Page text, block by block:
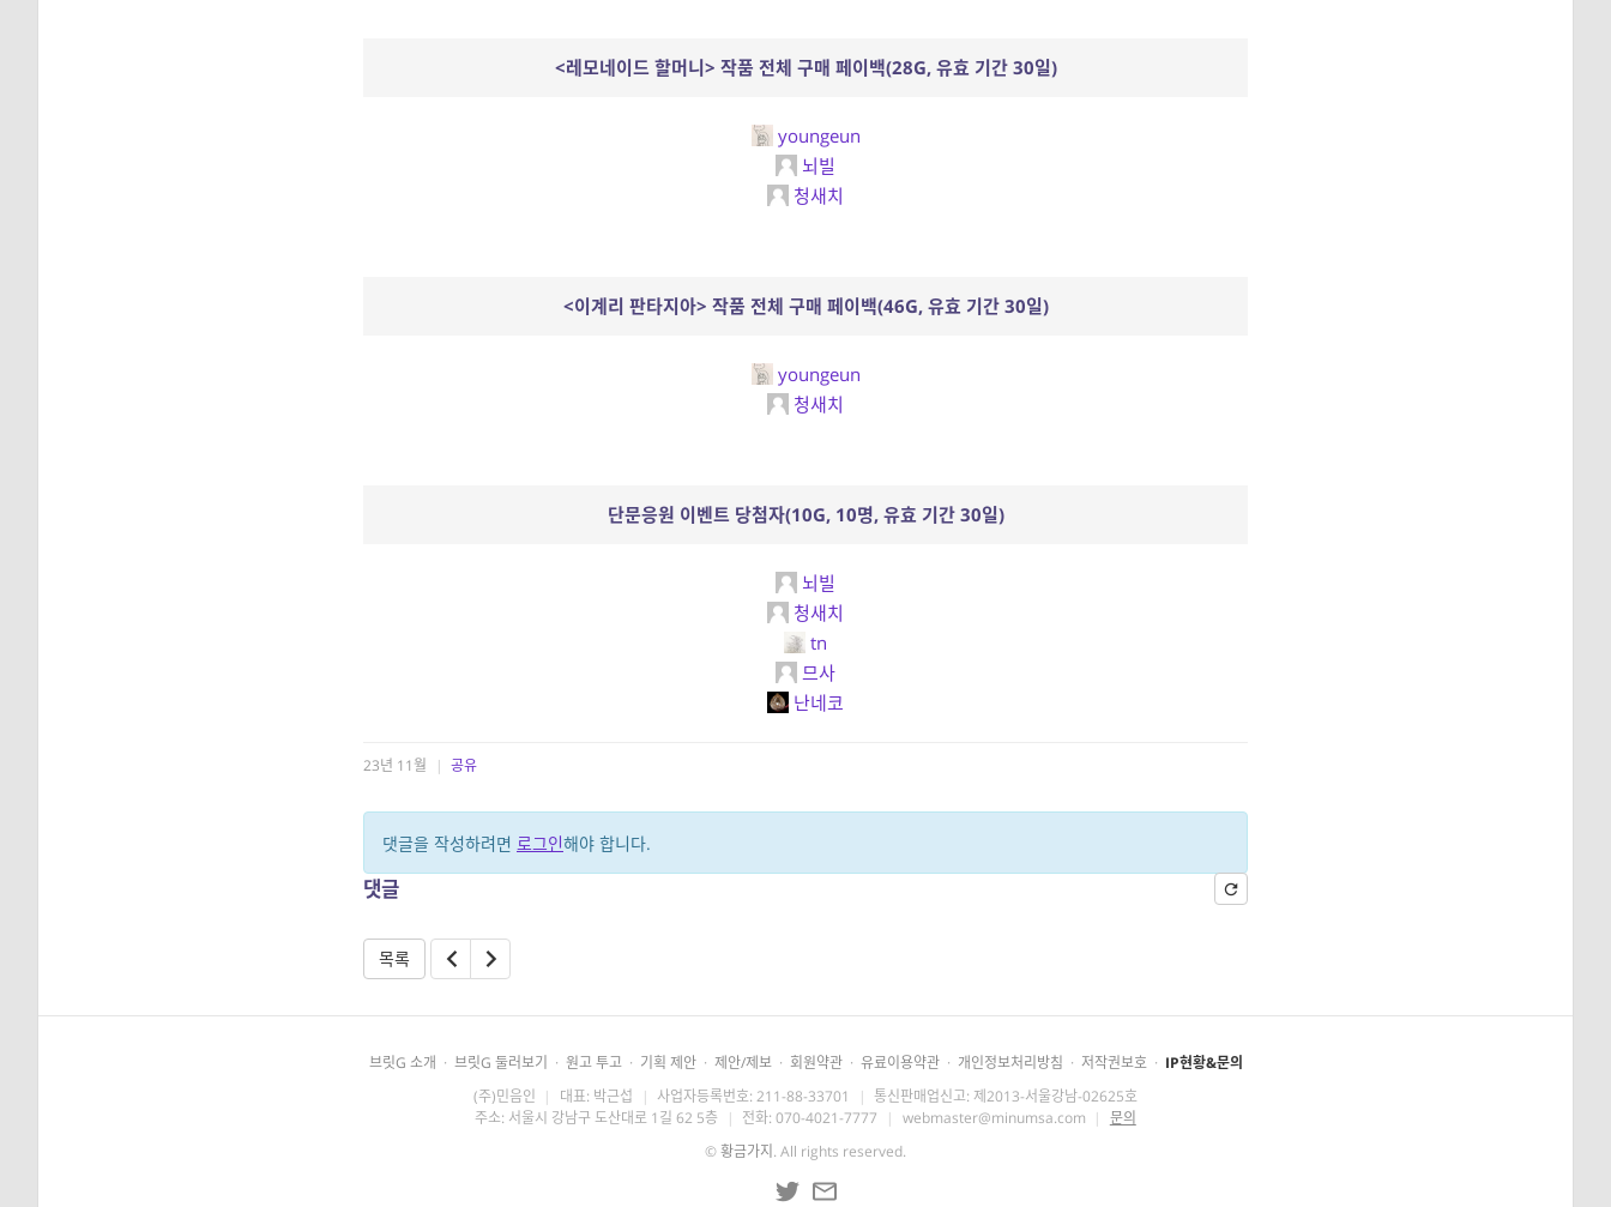
<레모네이드 할머니> 작품 전체 구매 페이백(28G, 유효 기간 30일)
youngeun
뇌빌
청새치
<이계리 판타지아> 작품 전체 구매 페이백(46G, 유효 기간 30일)
youngeun
청새치
단문응원 이벤트 당첨자(10G, 10명, 유효 기간 30일)
뇌빌
청새치
tn
므사
난네코
23년 11월 | 공유
댓글을 작성하려면 로그인해야 합니다.
댓글
목록
브릿G 소개 · 브릿G 둘러보기 · 원고 투고 · 기획 제안 · 제안/제보 · 회원약관 · 유료이용약관 · 개인정보처리방침 · 저작권보호 · IP현황&문의
(주)민음인 | 대표: 박근섭 | 사업자등록번호: 211-88-33701 | 통신판매업신고: 제2013-서울강남-02625호
주소: 서울시 강남구 도산대로 1길 62 5층 | 전화: 070-4021-7777 | webmaster@minumsa.com | 문의
©황금가지 . All rights reserved.